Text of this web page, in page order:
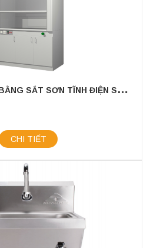
T
Ủ HÚT KHÍ ĐỘC BẰNG SẮT SƠN TĨNH ĐIỆN SERIES HAA THƯƠNG HIỆU YAKOS65
CHI TIẾT